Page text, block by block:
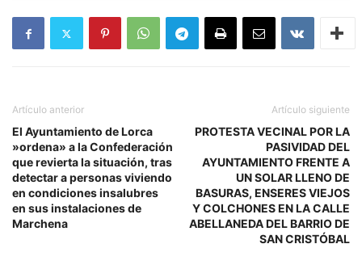
Artículo anterior
El Ayuntamiento de Lorca
»ordena» a la Confederación
que revierta la situación, tras
detectar a personas viviendo
en condiciones insalubres
en sus instalaciones de
Marchena
Artículo siguiente
PROTESTA VECINAL POR LA
PASIVIDAD DEL
AYUNTAMIENTO FRENTE A
UN SOLAR LLENO DE
BASURAS, ENSERES VIEJOS
Y COLCHONES EN LA CALLE
ABELLANEDA DEL BARRIO DE
SAN CRISTÓBAL